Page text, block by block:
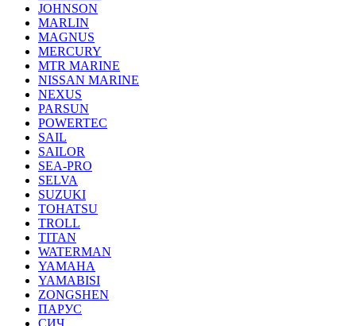
JOHNSON
MARLIN
MAGNUS
MERCURY
MTR MARINE
NISSAN MARINE
NEXUS
PARSUN
POWERTEC
SAIL
SAILOR
SEA-PRO
SELVA
SUZUKI
TOHATSU
TROLL
TITAN
WATERMAN
YAMAHA
YAMABISI
ZONGSHEN
ПАРУС
СИЧ